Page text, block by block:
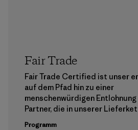
Fair Trade
Fair Trade Certified ist unser
auf dem Pfad hin zu einer
menschenwürdigen
Partner, die in unserer
Programm